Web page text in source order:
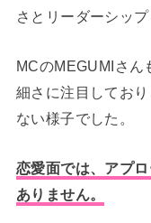
さとリーダーシッ
MCのMEGUMIさん
細さに注目してお
ない様子でした。
恋愛面では、アプ
ありません。